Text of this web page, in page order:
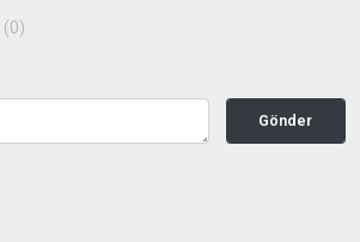
(0)
Gönder